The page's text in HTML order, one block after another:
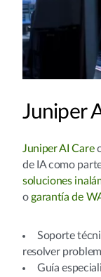
Juniper
Juniper AI Care
de IA como
soluciones
o garantía de
Soporte
resolver
Guía